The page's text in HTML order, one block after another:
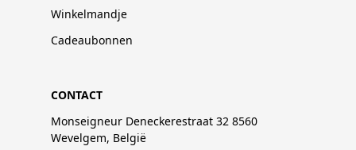
Winkelmandje
Cadeaubonnen
CONTACT
Monseigneur Deneckerestraat 32 8560
Wevelgem, België